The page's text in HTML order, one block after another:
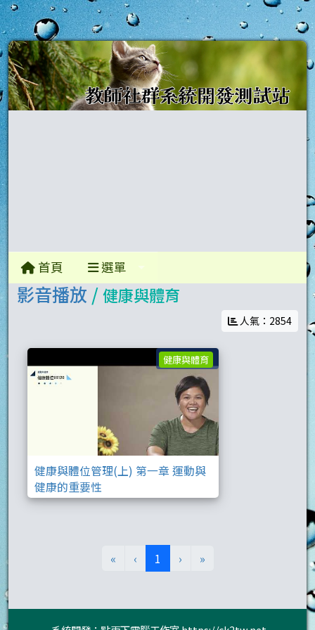
首頁 選單
影音播放 /健康與體育
人氣：2854
健康與體育 健康與體位管理
健康與體位管理(上) 第一章 運動與
健康的重要性
« ‹ 1 (目前頁次)
› »